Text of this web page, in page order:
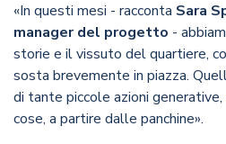
«In questi mesi - racconta Sara
manager del progetto -
storie e il vissuto del quartiere,
sosta brevemente in piazza.
di tante piccole azioni
cose, a partire dalle panchine».